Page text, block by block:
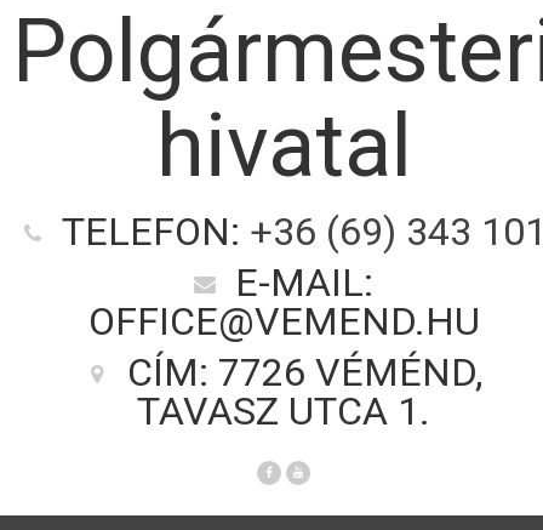
hivatal
TELEFON: +36 (69) 343
E-MAIL:
OFFICE@VEMEND.HU
CÍM: 7726 VÉMÉND,
TAVASZ UTCA 1.